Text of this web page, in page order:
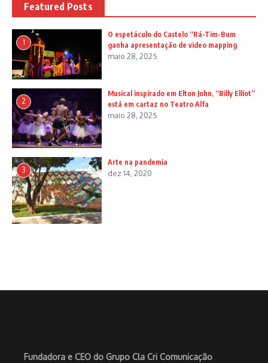
Featured Posts
1
O espetáculo do Castelo “Rá-Tim-Bum
ganha apresentação de video mapping
maio 28, 2025
2
Musical inspirado em Elton John, “Billy Elliot”
está em cartaz no Teatro Alfa
maio 28, 2025
3
Arte na pandemia
dez 14, 2020
Fundadora e CEO do Grupo Cla Cri Comunicação